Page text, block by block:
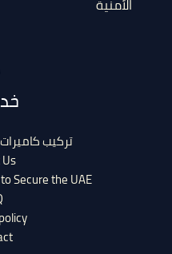
تركيب
Secure the UAE